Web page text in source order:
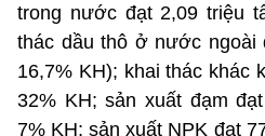
trong nước đạt 2,09 triệu
thác dầu thô ở nước ngoài
16,7% KH); khai thác khác
32% KH; sản xuất đạm
7% KH; sản xuất NPK đạt